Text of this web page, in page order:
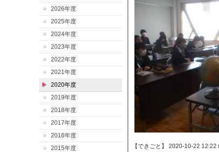
2026年度
2025年度
2024年度
2023年度
2022年度
2021年度
2020年度
2019年度
2018年度
2017年度
2016年度
2015年度
【できごと】 2020-10-22